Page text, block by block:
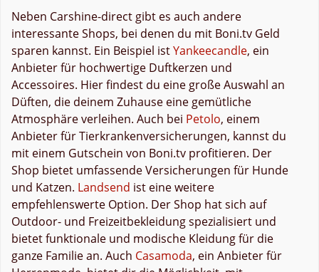
Neben Carshine-direct gibt es auch andere
interessante Shops, bei denen du mit Boni.tv Geld
sparen kannst. Ein Beispiel istYankeecandle, ein
Anbieter für hochwertige Duftkerzen und
Accessoires. Hier findest du eine große Auswahl an
Düften, die deinem Zuhause eine gemütliche
Atmosphäre verleihen. Auch bei Petolo, einem
Anbieter für Tierkrankenversicherungen, kannst du
mit einem Gutschein von Boni.tv profitieren. Der
Shop bietet umfassende Versicherungen für Hunde
und Katzen. Landsend ist eine weitere
empfehlenswerte Option. Der Shop hat sich auf
Outdoor- und Freizeitbekleidung spezialisiert und
bietet funktionale und modische Kleidung für die
ganze Familie an. Auch Casamoda, ein Anbieter für